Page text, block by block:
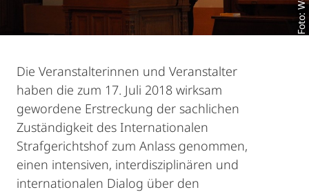
Die Veranstalterinnen und Veranstalter
haben die zum 17. Juli 2018 wirksam
gewordene Erstreckung der sachlichen
Zuständigkeit des Internationalen
Strafgerichtshof zum Anlass genommen,
einen intensiven, interdisziplinären und
internationalen Dialog über den